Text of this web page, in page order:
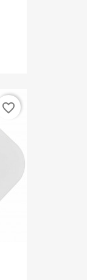
favorite_border